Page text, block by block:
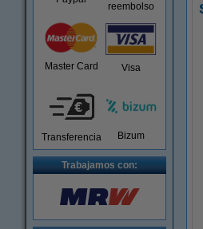
reembolso
Master Card Visa
Transferencia Bizum
Trabajamos con: